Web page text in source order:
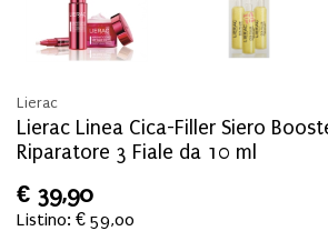
Lierac
Lierac Linea Cica-Filler Siero
Riparatore 3 Fiale da 10 ml
€ 39,90
Listino: € 59,00